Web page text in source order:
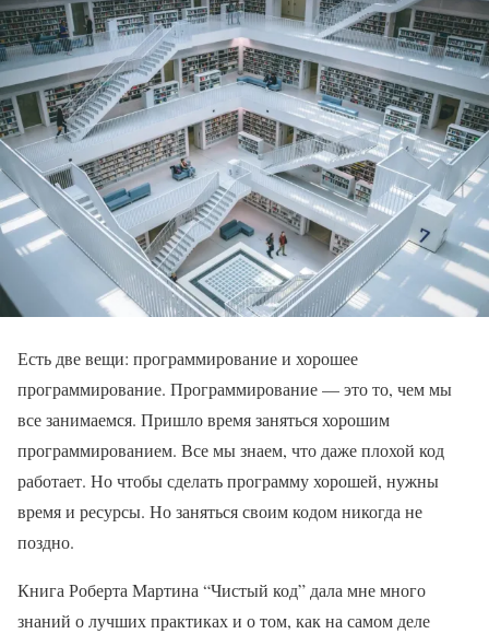
Есть две вещи: программирование и хорошее
программирование. Программирование — это то, чем мы
все занимаемся. Пришло время заняться хорошим
программированием. Все мы знаем, что даже плохой код
работает. Но чтобы сделать программу хорошей, нужны
время и ресурсы. Но заняться своим кодом никогда не
поздно.
Книга Роберта Мартина “Чистый код” дала мне много
знаний о лучших практиках и о том, как на самом деле